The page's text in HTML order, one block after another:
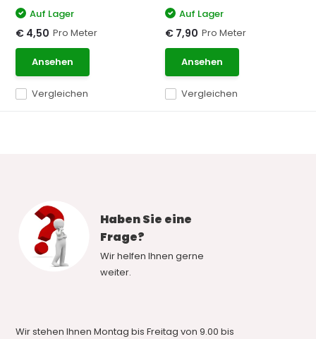
Vergleichen
Auf Lager
€ 4,50 Pro Meter
Ansehen
Vergleichen
Auf Lager
€ 7,90 Pro Meter
Ansehen
Haben Sie eine
Frage?
Wir helfen Ihnen gerne
weiter.
Wir stehen Ihnen Montag bis Freitag von 9.00 bis